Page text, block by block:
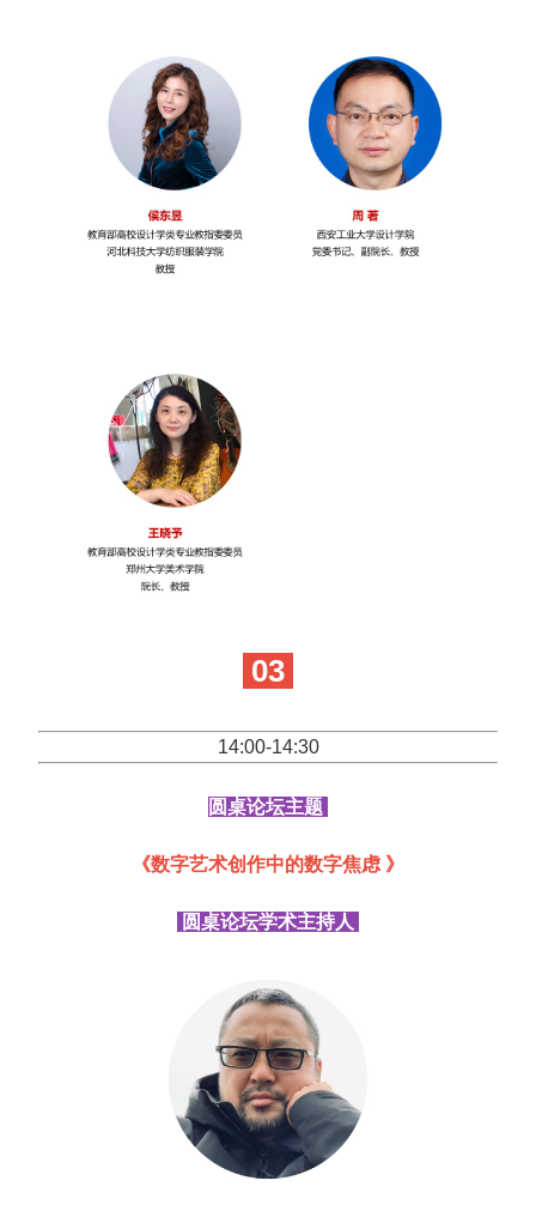
03
14:00-14:30
圆桌论坛主题
《数字艺术创作中的数字焦虑 》
圆桌论坛学术主持人